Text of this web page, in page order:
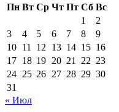
Пн Вт Ср Чт Пт Сб Вс
1
2
3
4 5 6 7 8
9
10 11 12 13 14 15 16
17 18 19 20 21 22 23
24 25 26 27 28 29 30
31
« Июл